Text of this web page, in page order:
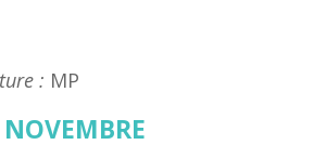
: MP